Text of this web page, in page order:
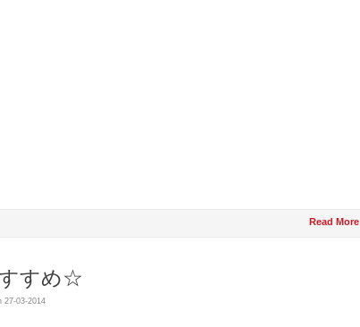
Read More
すめ☆
27-03-2014